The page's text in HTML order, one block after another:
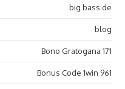
big bass de
blog
Bono Gratogana 171
Bonus Code 1win 961